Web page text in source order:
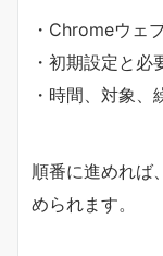
・Chromeウェ
・初期設定と
・時間、対象
順番に進めれば
められます。